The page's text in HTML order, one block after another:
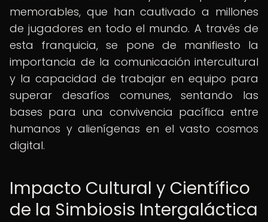
memorables, que han cautivado a millones
de jugadores en todo el mundo. A través de
esta franquicia, se pone de manifiesto la
importancia de la comunicación intercultural
y la capacidad de trabajar en equipo para
superar desafíos comunes, sentando las
bases para una convivencia pacífica entre
humanos y alienígenas en el vasto cosmos
digital.
Impacto Cultural y Científico
de la Simbiosis Intergaláctica